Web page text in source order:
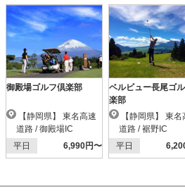
御殿場ゴルフ倶楽部
道路 / 御殿場IC
平日
6,990円〜
ベルビュー長尾ゴ
楽部
道路 / 裾野IC
平日